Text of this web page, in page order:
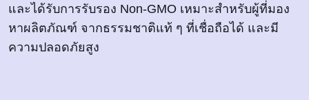
และได้รับการรับรอง Non-GMO เหมาะสำหรับผู้ที่มอง
หาผลิตภัณฑ์ จากธรรมชาติแท้ ๆ ที่เชื่อถือได้ และมี
ความปลอดภัยสูง